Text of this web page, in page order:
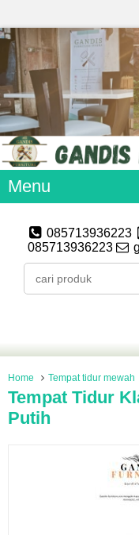
Menu
085713936223
085713936223
Home Tempat tidur mewah
Tempat Tidur
Putih